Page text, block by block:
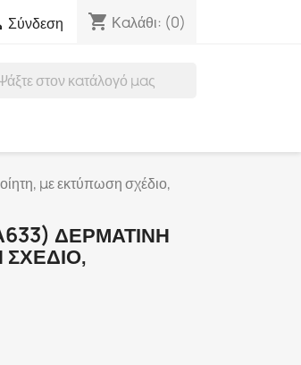
Σύνδεση shopping_cart Καλάθι: (0)
με εκτύπωση σχέδιο,
ΔΕΡΜΆΤΙΝΗ